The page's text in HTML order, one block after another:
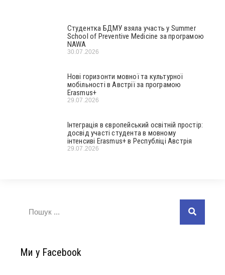
Студентка БДМУ взяла участь у Summer
School of Preventive Medicine за програмою
NAWA
30.07.2026
Нові горизонти мовної та культурної
мобільності в Австрії за програмою
Erasmus+
29.07.2026
Інтеграція в європейський освітній простір:
досвід участі студента в мовному
інтенсиві Erasmus+ в Республіці Австрія
29.07.2026
Ми у Facebook